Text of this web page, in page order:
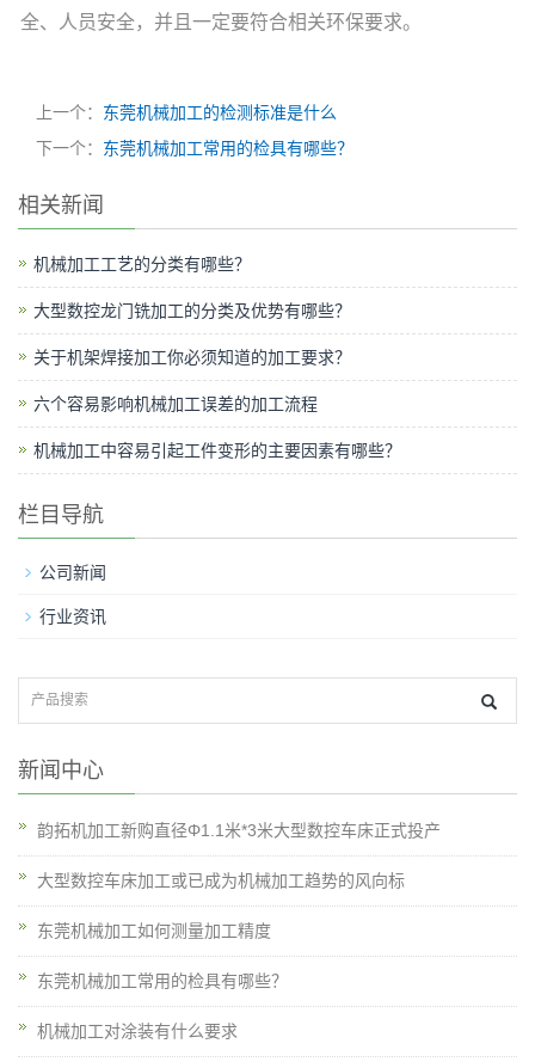
全、人员安全，并且一定要符合相关环保要求。
上一个： 东莞机械加工的检测标准是什么
下一个： 东莞机械加工常用的检具有哪些？
相关新闻
机械加工工艺的分类有哪些？
大型数控龙门铣加工的分类及优势有哪些？
关于机架焊接加工你必须知道的加工要求？
六个容易影响机械加工误差的加工流程
机械加工中容易引起工件变形的主要因素有哪些？
栏目导航
公司新闻
行业资讯
新闻中心
韵拓机加工新购直径Φ1.1米*3米大型数控车床正式投产
大型数控车床加工或已成为机械加工趋势的风向标
东莞机械加工如何测量加工精度
东莞机械加工常用的检具有哪些？
机械加工对涂装有什么要求